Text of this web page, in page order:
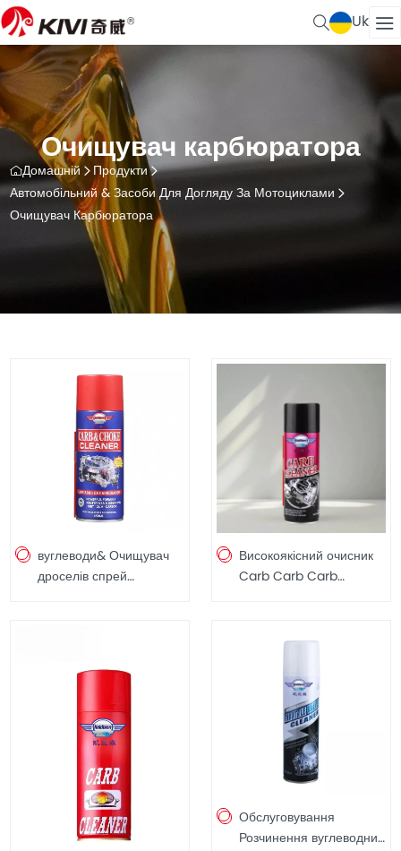
Uk
Очищувач карбюратора
Домашній
Продукти
Автомобільний & Засоби Для Догляду За Мотоциклами
Очищувач Карбюратора
вуглеводи& Очищувач
дроселів спрей
Високоякісний очисник
Carb Carb Carb
Обслуговування
Розчинення вуглеводних